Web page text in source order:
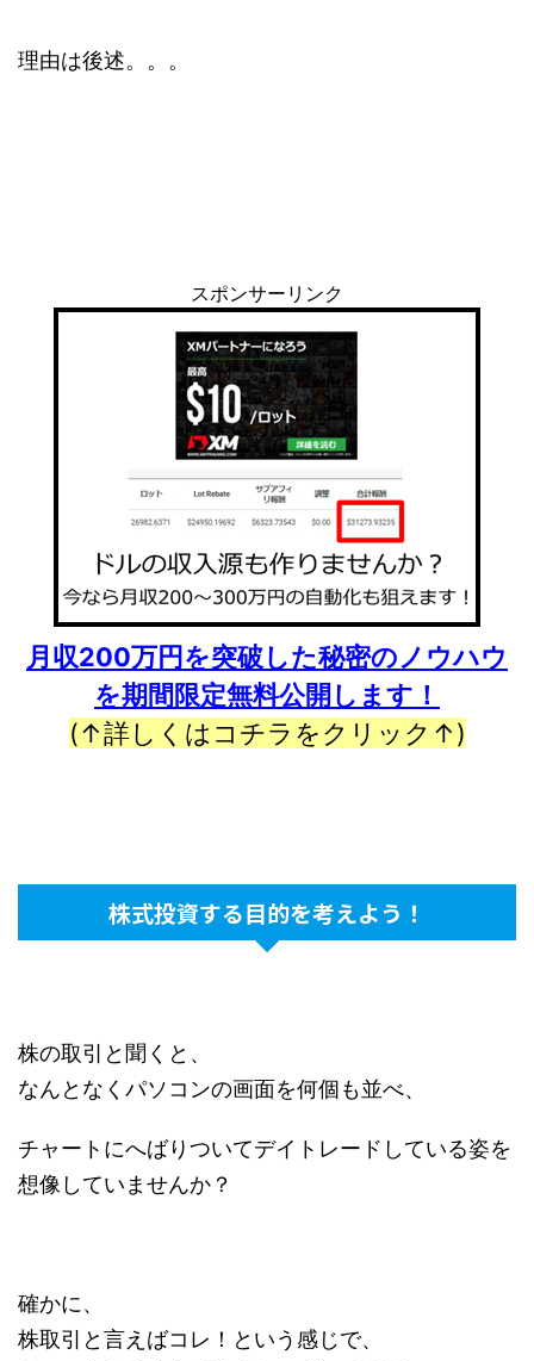
理由は後述。。。
スポンサーリンク
月収200万円を突破した秘密のノウハウ
を期間限定無料公開します！
(↑詳しくはコチラをクリック↑)
株式投資する目的を考えよう！
株の取引と聞くと、
なんとなくパソコンの画面を何個も並べ、
チャートにへばりついてデイトレードしている姿を
想像していませんか？
確かに、
株取引と言えばコレ！という感じで、